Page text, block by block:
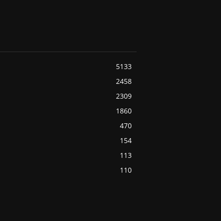
5133
2458
2309
1860
470
154
113
110